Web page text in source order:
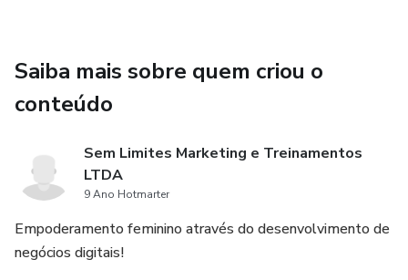
Saiba mais sobre quem criou o
conteúdo
Sem Limites Marketing e Treinamentos
LTDA
9 Ano Hotmarter
Empoderamento feminino através do desenvolvimento de
negócios digitais!